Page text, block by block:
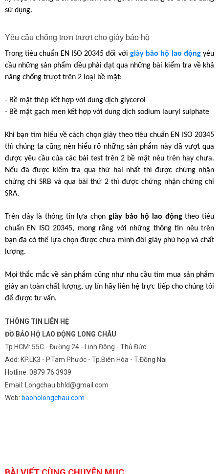
sử dụng.
Yêu cầu chống trơn trượt cho giày bảo hộ
Trong tiêu chuẩn EN ISO 20345 đối với giày bảo hộ lao động yêu
cầu những sản phẩm đều phải đạt qua những bài kiểm tra về khả
năng chống trượt trên 2 loại bề mặt:
- Bề mặt thép kết hợp với dung dịch glycerol
- Bề mặt gạch men kết hợp với dung dịch sodium lauryl sulphate
Khi bạn tìm hiểu về cách chọn giày theo tiêu chuẩn EN ISO 20345
thì chúng ta cũng nên hiểu rõ những sản phẩm này đã vượt qua
được yêu cầu của các bài test trên 2 bề mặt nêu trên hay chưa.
Nếu đã được kiểm tra qua thứ hai nhất thì được chứng nhận
chứng chỉ SRB và qua bài thứ 2 thì được chứng nhận chứng chỉ
SRA.
Trên đây là thông tin lựa chọn giày bảo hộ lao động theo tiêu
chuẩn EN ISO 20345, mong rằng với những thông tin nêu trên
bạn đã có thể lựa chọn được chưa mình đôi giày phù hợp và chất
lượng.
Mọi thắc mắc về sản phẩm cũng như nhu cầu tìm mua sản phẩm
giày an toàn chất lượng, uy tín hãy liên hệ trực tiếp cho chúng tôi
để được tư vấn.
THÔNG TIN LIÊN HỆ
ĐỒ BẢO HỘ LAO ĐỘNG LONG CHÂU
Tp.HCM: 55C - Đường 24 - Linh Đông - Thủ Đức
Add: KP.LK3 - P.Tam Phước - Tp.Biên Hòa - T.Đồng Nai
Hotline: 0879 76 3939
Email: Longchau.bhld@gmail.com
Web: baoholongchau.com